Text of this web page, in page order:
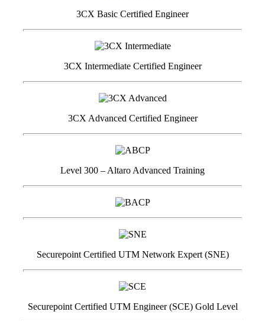
3CX Basic Certified Engineer
3CX Intermediate Certified Engineer
3CX Advanced Certified Engineer
Level 300 – Altaro Advanced Training
Securepoint Certified UTM Network Expert (SNE)
Securepoint Certified UTM Engineer (SCE) Gold Level